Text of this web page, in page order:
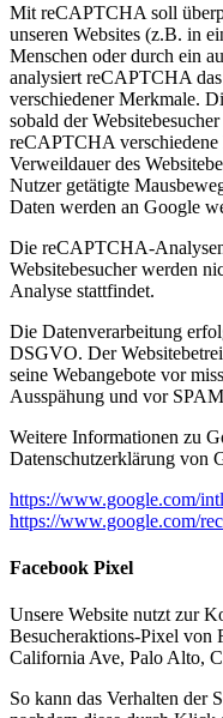
Mit reCAPTCHA soll
unseren Websites (z.B. in
Menschen oder durch ein
analysiert reCAPTCHA das
verschiedener Merkmale.
sobald der
reCAPTCHA
Verweildauer des
Nutzer getätigte
Daten werden an Google
Die reCAPTCHA-
Websitebesucher werden
Analyse stattfindet.
Die Datenverarbeitung
DSGVO. Der
seine Webangebote vor
Ausspähung und vor
Weitere Informationen zu
Datenschutzerklärung von
https://www.google.com/
https://www.google.com/
Facebook Pixel
Unsere Website nutzt zur
Besucheraktions-Pixel von
California Ave, Palo Alto,
So kann das Verhalten der